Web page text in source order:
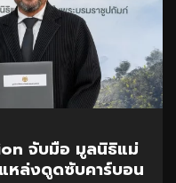
จับมือ มูลนิธิแม่
หล่งดูดซับคาร์บอน